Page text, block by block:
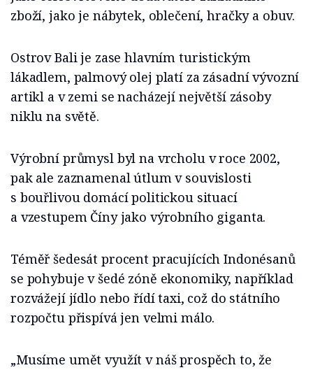
zboží, jako je nábytek, oblečení, hračky a obuv.
Ostrov Bali je zase hlavním turistickým
lákadlem, palmový olej platí za zásadní vývozní
artikl a v zemi se nacházejí největší zásoby
niklu na světě.
Výrobní průmysl byl na vrcholu v roce 2002,
pak ale zaznamenal útlum v souvislosti
s bouřlivou domácí politickou situací
a vzestupem Číny jako výrobního giganta.
Téměř šedesát procent pracujících Indonésanů
se pohybuje v šedé zóně ekonomiky, například
rozvážejí jídlo nebo řídí taxi, což do státního
rozpočtu přispívá jen velmi málo.
„Musíme umět využít v náš prospěch to, že